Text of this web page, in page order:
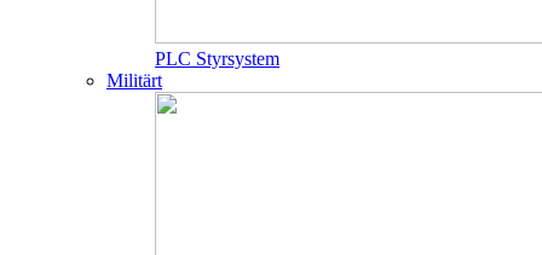
PLC Styrsystem
Militärt